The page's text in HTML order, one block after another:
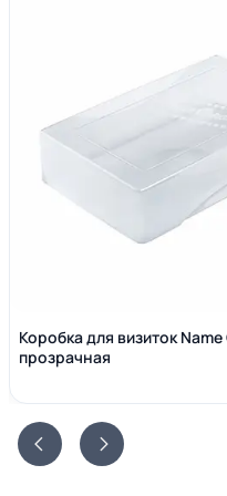
Коробка для визиток
прозрачная